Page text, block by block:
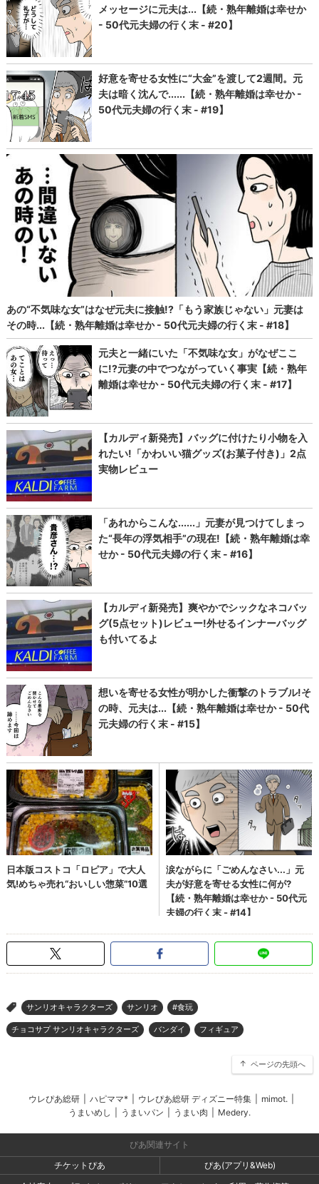
> サンリオキャラクターズ サンリオ #食玩
チョコサプ サンリオキャラクターズ バンダイ フィギュア
ページの先頭へ
ウレぴあ総研 ハピママ* ウレぴあ総研 ディズニー特集 mimot.
うまいめし
うまいパン うまい肉 Medery.
ぴあ関連サイト
チケットぴあ
ぴあ(アプリ&Web)